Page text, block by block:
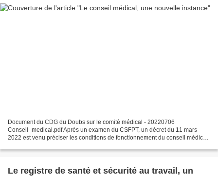
Document du CDG du Doubs sur le comité médical - 20220706
Conseil_medical.pdf Après un examen du CSFPT, un décret du 11 mars
2022 est venu préciser les conditions de fonctionnement du conseil médical,
Le registre de santé et sécurité au travail, un